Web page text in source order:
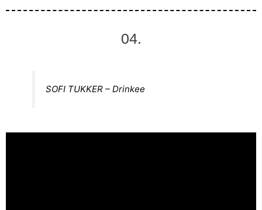
04.
SOFI TUKKER – Drinkee